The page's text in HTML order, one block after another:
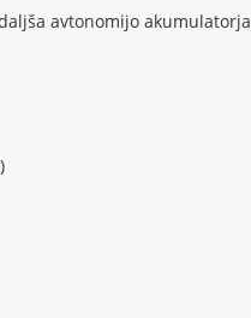
avtonomijo akumulatorja